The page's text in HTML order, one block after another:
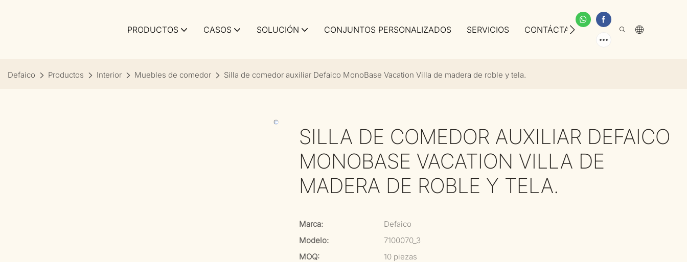
PRODUCTOS CASOS SOLUCIÓN CONJUNTOS PERSONALIZADOS SERVICIOS CONTÁCTANOS SOBRE NOSOTROS
Defaico Productos Interior Muebles de comedor Silla de comedor auxiliar Defaico MonoBase Vacation Villa de madera de roble y tela.
SILLA DE COMEDOR AUXILIAR DEFAICO
MONOBASE VACATION VILLA DE
MADERA DE ROBLE Y TELA.
Marca:
Defaico
Modelo:
7100070_3
MOQ:
10 piezas